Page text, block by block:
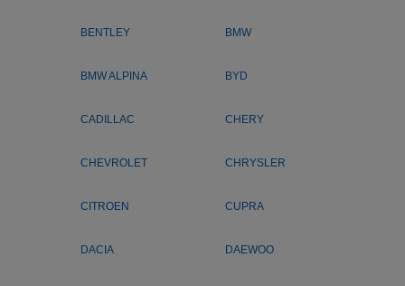
BENTLEY BMW
BMW ALPINA BYD
CADILLAC CHERY
CHEVROLET CHRYSLER
CITROEN CUPRA
DACIA DAEWOO